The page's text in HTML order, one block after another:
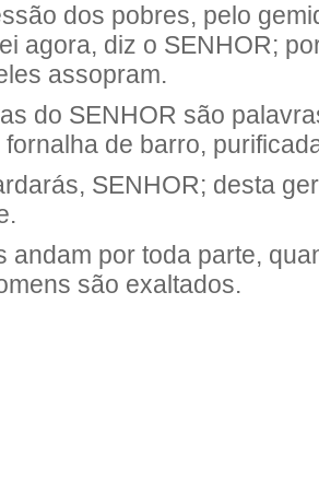
dos pobres, pelo
agora, diz o SENHOR;
assopram.
do SENHOR são
fornalha de barro,
SENHOR; desta
andam por toda parte,
são exaltados.